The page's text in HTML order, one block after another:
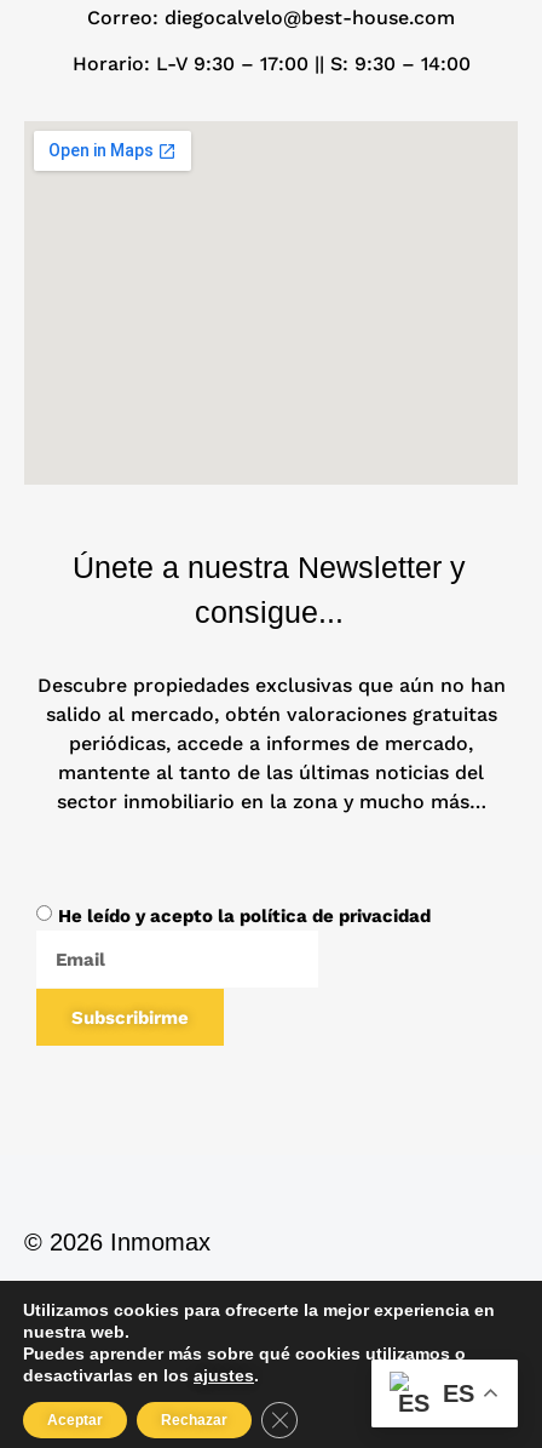
Correo: diegocalvelo@best-house.com
Horario: L-V 9:30 – 17:00 || S: 9:30 – 14:00
Únete a nuestra Newsletter y
consigue...
Descubre propiedades exclusivas que aún no han
salido al mercado, obtén valoraciones gratuitas
periódicas, accede a informes de mercado,
mantente al tanto de las últimas noticias del
sector inmobiliario en la zona y mucho más…
He leído y acepto la política de privacidad
Subscribirme
© 2026 Inmomax
Política de PrivacidadPolítica de Cookies
Aviso Legal
ES
Utilizamos cookies para ofrecerte la mejor experiencia en
nuestra web.
Puedes aprender más sobre qué cookies utilizamos o
desactivarlas en los ajustes.
Aceptar Rechazar Cerrar el banner de cookies